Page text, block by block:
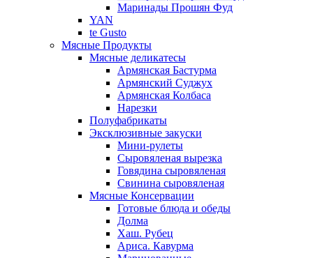
Маринады Прошян Фуд
YAN
te Gusto
Мясные Продукты
Мясные деликатесы
Армянская Бастурма
Армянский Суджух
Армянская Колбаса
Нарезки
Полуфабрикаты
Эксклюзивные закуски
Мини-рулеты
Сыровяленая вырезка
Говядина сыровяленая
Свинина сыровяленая
Мясные Консервации
Готовые блюда и обеды
Долма
Хаш. Рубец
Ариса. Кавурма